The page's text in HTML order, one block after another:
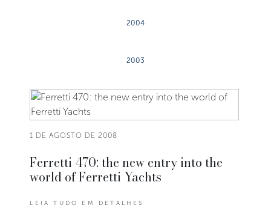
2004
2003
1 DE AGOSTO DE 2008
Ferretti 470: the new entry into the
world of Ferretti Yachts
LEIA TUDO EM DETALHES